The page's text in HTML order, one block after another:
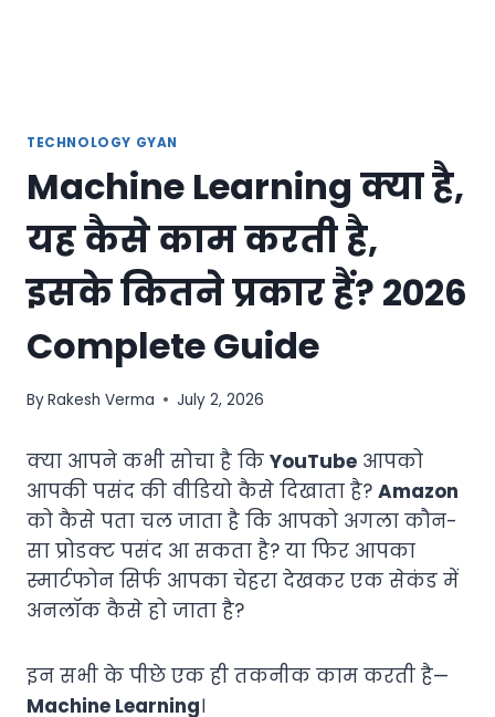
TECHNOLOGY GYAN
Machine Learning क्या है,
यह कैसे काम करती है,
इसके कितने प्रकार हैं? 2026
Complete Guide
ByRakesh Verma July 2, 2026
क्या आपने कभी सोचा है कि YouTube आपको
आपकी पसंद की वीडियो कैसे दिखाता है? Amazon
को कैसे पता चल जाता है कि आपको अगला कौन-
सा प्रोडक्ट पसंद आ सकता है? या फिर आपका
स्मार्टफोन सिर्फ आपका चेहरा देखकर एक सेकंड में
अनलॉक कैसे हो जाता है?
इन सभी के पीछे एक ही तकनीक काम करती है—
Machine Learning।